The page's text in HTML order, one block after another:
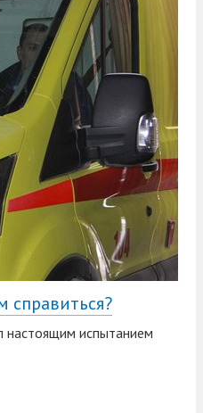
справиться?
настоящим испытанием